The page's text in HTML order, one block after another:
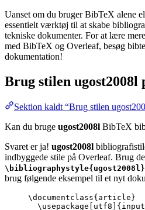
Uanset om du bruger BibTeX alene
essentielt værktøj til at skabe
tekniske dokumenter. For at lære
med BibTeX og Overleaf, besøg
dokumentation!
Brug stilen ugost2008l
Sektion kaldt “Brug stilen
Kan du bruge ugost2008l BibTeX
Svaret er ja! ugost2008l
indbyggede stile på Overleaf. Brug
\bibliographystyle{ugost2008l}
brug følgende eksempel til et nyt
\documentclass{ article }
\usepackage
utf8 ]{